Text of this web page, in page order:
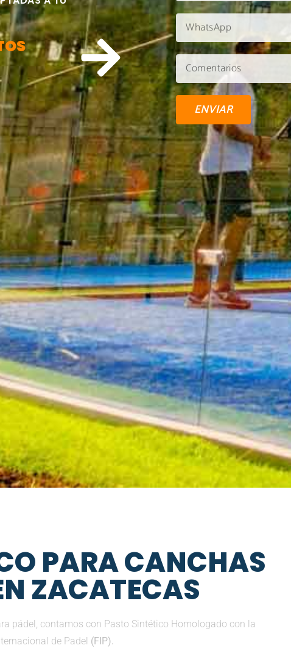
ENVIAR
PARA CANCHAS
ZACATECAS
pádel, contamos con Pasto Sintético Homologado con la
de Padel (FIP).